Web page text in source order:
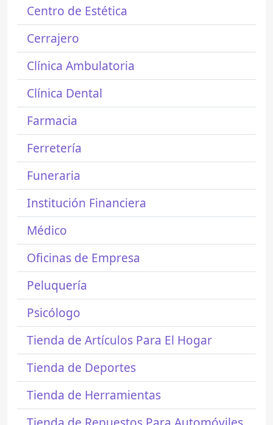
Centro de Estética
Cerrajero
Clínica Ambulatoria
Clínica Dental
Farmacia
Ferretería
Funeraria
Institución Financiera
Médico
Oficinas de Empresa
Peluquería
Psicólogo
Tienda de Artículos Para El Hogar
Tienda de Deportes
Tienda de Herramientas